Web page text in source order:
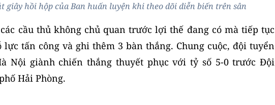
giây hồi hộp của Ban huấn luyện khi theo dõi diễn biến trên sân
cầu thủ không chủ quan trước lợi thế đang có mà tiếp tục
tấn công và ghi thêm 3 bàn thắng. Chung cuộc, đội tuyển
Nội giành chiến thắng thuyết phục với tỷ số 5-0 trước Đội
Hải Phòng.